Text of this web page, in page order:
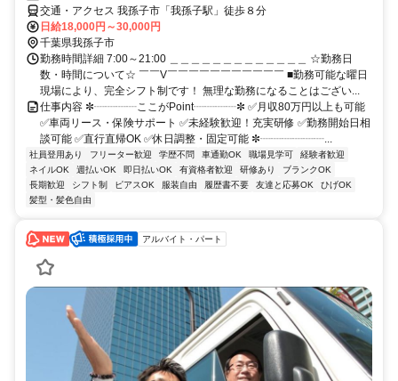
交通・アクセス 我孫子市「我孫子駅」徒歩８分
日給18,000円～30,000円
千葉県我孫子市
勤務時間詳細 7:00～21:00 ＿＿＿＿＿＿＿＿＿＿＿＿＿ ☆勤務日
数・時間について☆ ￣￣V￣￣￣￣￣￣￣￣￣￣￣ ■勤務可能な曜日
現場により、完全シフト制です！ 無理な勤務になることはござい...
仕事内容 ✼┈┈┈┈ここがPoint┈┈┈┈✼ ✅月収80万円以上も可能
✅車両リース・保険サポート ✅未経験歓迎！充実研修 ✅勤務開始日相
談可能 ✅直行直帰OK ✅休日調整・固定可能 ✼┈┈┈┈┈┈...
社員登用あり フリーター歓迎 学歴不問 車通勤OK 職場見学可
経験者歓迎
ネイルOK
週払いOK 即日払いOK 有資格者歓迎 研修あり
ブランクOK
長期歓迎
シフト制 ピアスOK 服装自由 履歴書不要 友達と応募OK
ひげOK
髪型・髪色自由
アルバイト・パート